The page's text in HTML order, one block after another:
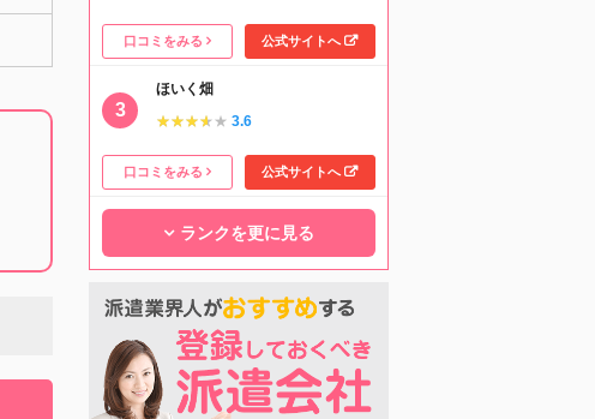
口コミをみる 公式サイトへ
ほいく畑
★★★★★
★★★★★ 3.6
口コミをみる 公式サイトへ
ランクを更に見る